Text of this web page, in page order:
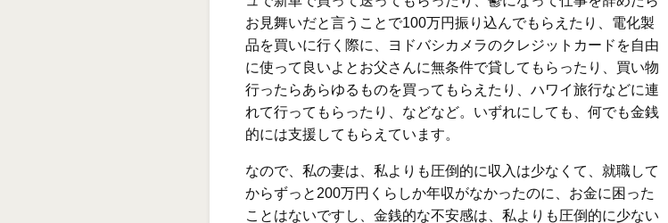
お見舞いだと言うことで100万円振り込んでもらえたり、電化製
品を買いに行く際に、ヨドバシカメラのクレジットカードを自由
に使って良いよとお父さんに無条件で貸してもらったり、買い物
行ったらあらゆるものを買ってもらえたり、ハワイ旅行などに連
れて行ってもらったり、などなど。いずれにしても、何でも金銭
的には支援してもらえています。
なので、私の妻は、私よりも圧倒的に収入は少なくて、就職して
からずっと200万円くらしか年収がなかったのに、お金に困った
ことはないですし、金銭的な不安感は、私よりも圧倒的に少ない